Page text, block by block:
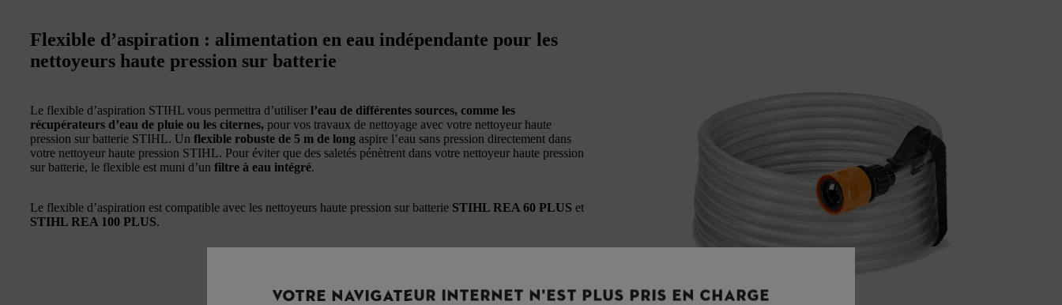
Flexible d’aspiration : alimentation en eau indépendante pour les
nettoyeurs haute pression sur batterie
Le flexible d’aspiration STIHL vous permettra d’utiliser l’eau de différentes sources, comme les
récupérateurs d’eau de pluie ou les citernes, pour vos travaux de nettoyage avec votre nettoyeur haute
pression sur batterie STIHL. Un flexible robuste de 5 m de long aspire l’eau sans pression directement dans
votre nettoyeur haute pression STIHL. Pour éviter que des saletés pénètrent dans votre nettoyeur haute pression
sur batterie, le flexible est muni d’un filtre à eau intégré.
Le flexible d’aspiration est compatible avec les nettoyeurs haute pression sur batterie STIHL REA 60 PLUS et
STIHL REA 100 PLUS.
VOTRE NAVIGATEUR INTERNET N'EST PLUS PRIS EN CHARGE